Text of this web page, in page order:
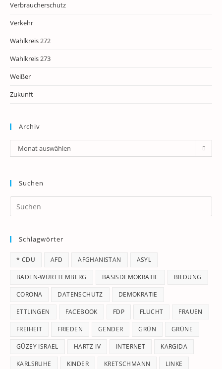
Verbraucherschutz
Verkehr
Wahlkreis 272
Wahlkreis 273
Weißer
Zukunft
Archiv
Archiv
Monat auswählen
Suchen
Schlagwörter
* CDU AFD AFGHANISTAN ASYL
BADEN-WÜRTTEMBERG BASISDEMOKRATIE BILDUNG
CORONA DATENSCHUTZ DEMOKRATIE
ETTLINGEN FACEBOOK FDP FLUCHT FRAUEN
FREIHEIT FRIEDEN GENDER GRÜN GRÜNE
GÜZEY ISRAEL HARTZ IV INTERNET KARGIDA
KARLSRUHE KINDER KRETSCHMANN LINKE